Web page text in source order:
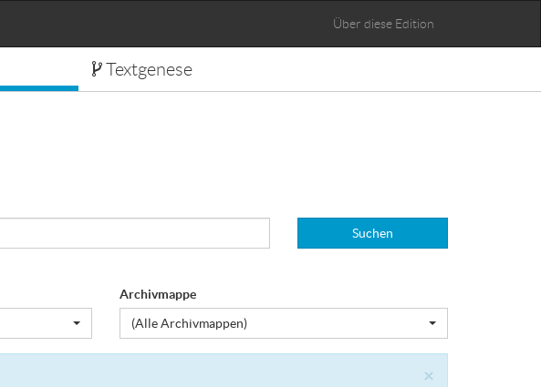
Über diese Edition
Textgenese
Suchen
Archivmappe
(Alle Archivmappen)
×